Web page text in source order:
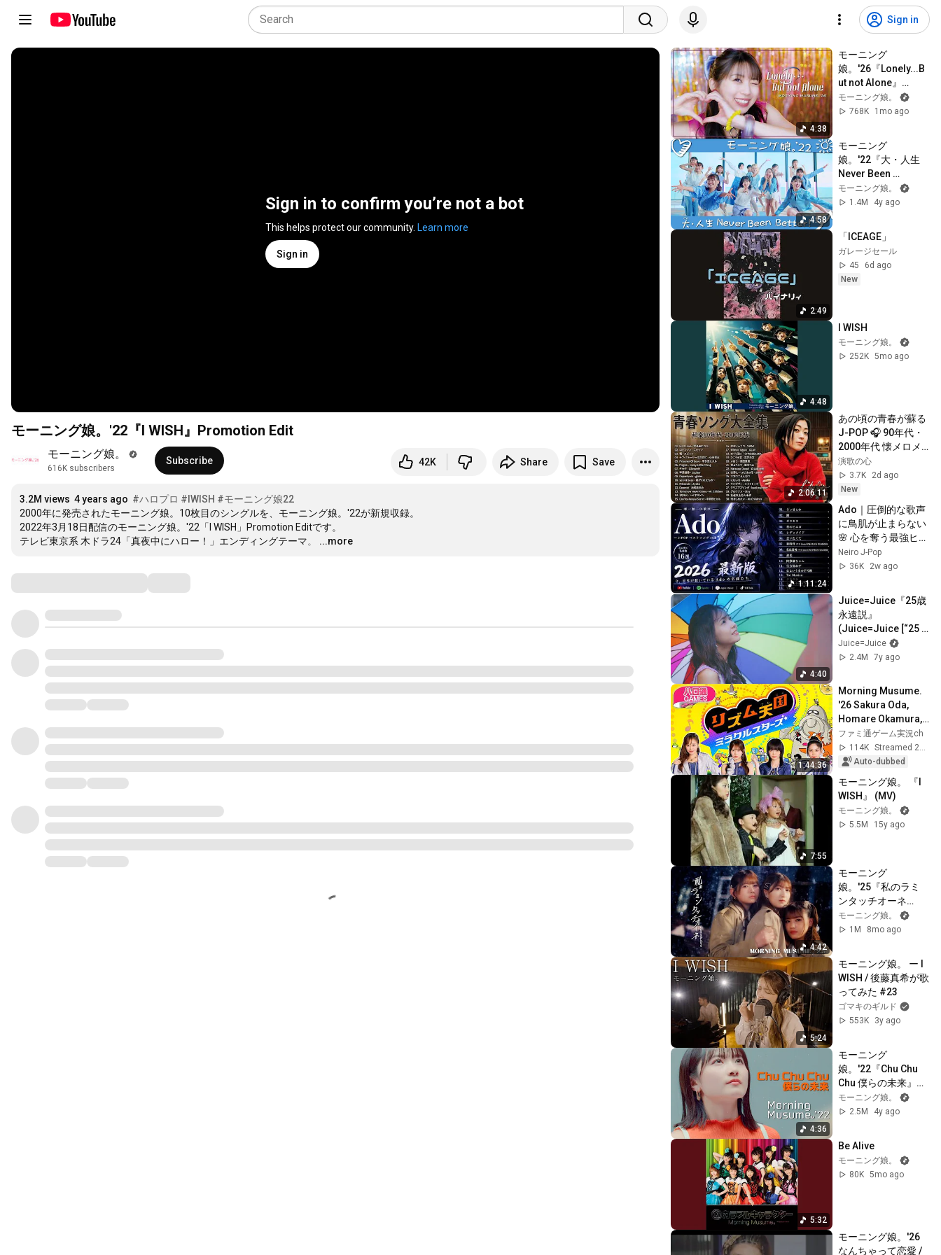
Sign in
Sign in to confirm you’re not a bot
This helps protect our community. Learn more
Sign in
モーニング娘。'22『I WISH』Promotion Edit
モーニング娘。
616K subscribers
Subscribe 42K Share Save
3.2M views 4 years ago #ハロプロ #IWISH #モーニング娘22
2000年に発売されたモーニング娘。10枚目のシングルを、モーニング娘。'22が新規収録。
2022年3月18日配信のモーニング娘。'22「I WISH」Promotion Editです。
テレビ東京系 木ドラ24「真夜中にハロー！」エンディングテーマ。
…
...more
4:38
モーニング
娘。'26『Lonely...B
ut not Alone』
Promotion Edit
モーニング娘。
768K
1mo ago
4:58
モーニング
娘。'22『大・人生
Never Been
Better!』Promotion
Edit
モーニング娘。
1.4M
4y ago
2:49
「ICEAGE」
ガレージセール
45
6d ago
New
4:48
I WISH
モーニング娘。
252K 5mo ago
2:06:11
あの頃の青春が蘇る
J-POP 🎧 90年代・
2000年代 懐メロメ
ドレー 🎧 宇多田ヒ
カル, Mr.Children,
スピッツ, aiko,
演歌の心
3.7K
2d ago
New
1:11:24
Ado｜圧倒的な歌声
に鳥肌が止まらない
🌸 心を奪う最強ヒッ
ト曲メドレー 🌸
Adoの歌声が爆発す
Neiro J-Pop
36K
2w ago
4:40
Juice=Juice『25歳
永遠説』
(Juice=Juice [“25
year old forever”
theory])(Promotion
Juice=Juice
2.4M
7y ago
1:44:36
Morning Musume.
'26 Sakura Oda,
Homare Okamura,
Mei Yamazaki, and
Rio Sakurai's "Hello
Tsu GAMES"...
ファミ通ゲーム実況ch
114K
Streamed 2w ago
Auto-dubbed
7:55
モーニング娘。 『I
WISH』 (MV)
モーニング娘。
5.5M
15y ago
4:42
モーニング
娘。'25『私のラミ
ンタッチオーネ
（Lamentazione）
』Promotion Edit
モーニング娘。
1M
8mo ago
5:24
モーニング娘。 ー I
WISH / 後藤真希が歌
ってみた #23
ゴマキのギルド
553K
3y ago
4:36
モーニング
娘。'22『Chu Chu
Chu 僕らの未来』
Promotion Edit
モーニング娘。
2.5M
4y ago
5:32
Be Alive
モーニング娘。
80K 5mo ago
モーニング娘。'26
なんちゃって恋愛 /